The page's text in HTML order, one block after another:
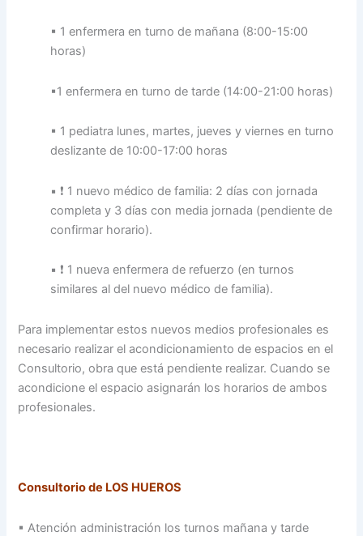
▪ 1 enfermera en turno de mañana (8:00-15:00
horas)
▪1 enfermera en turno de tarde (14:00-21:00 horas)
▪ 1 pediatra lunes, martes, jueves y viernes en turno
deslizante de 10:00-17:00 horas
▪ ❗️ 1 nuevo médico de familia: 2 días con jornada
completa y 3 días con media jornada (pendiente de
confirmar horario).
▪ ❗️ 1 nueva enfermera de refuerzo (en turnos
similares al del nuevo médico de familia).
Para implementar estos nuevos medios profesionales es
necesario realizar el acondicionamiento de espacios en el
Consultorio, obra que está pendiente realizar. Cuando se
acondicione el espacio asignarán los horarios de ambos
profesionales.
Consultorio de LOS HUEROS
▪ Atención administración los turnos mañana y tarde